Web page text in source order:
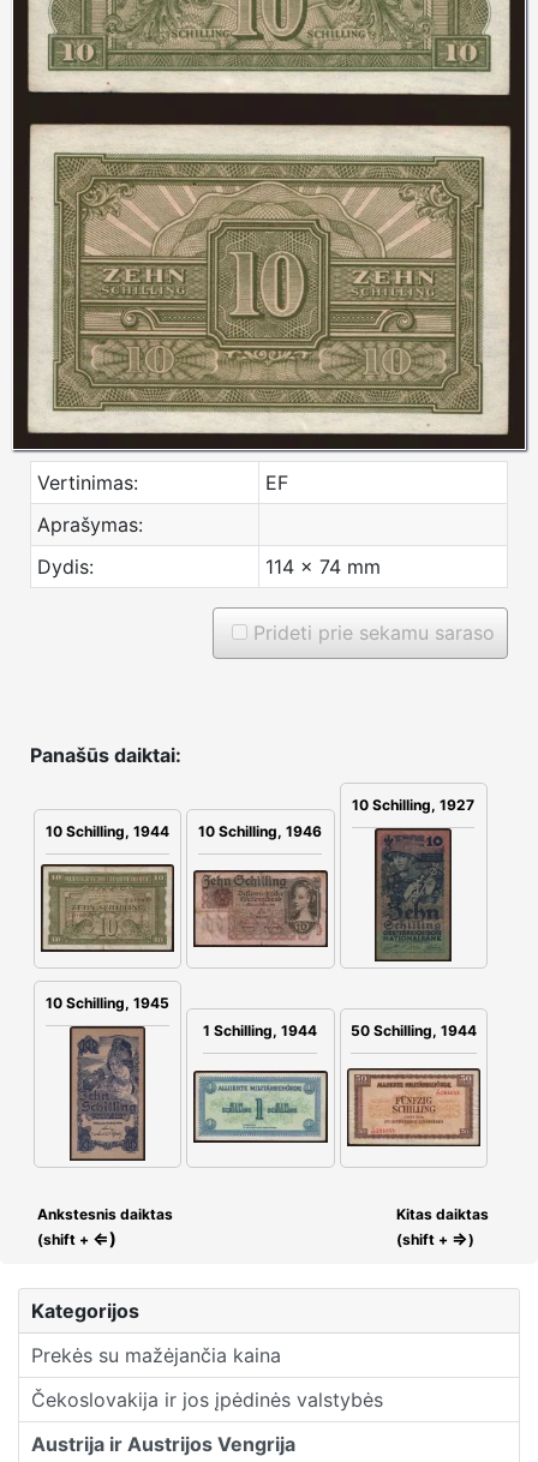
Kategorijos
Prekės su mažėjančia kaina
Čekoslovakija ir jos įpėdinės valstybės
Austrija ir Austrijos Vengrija
Vertinimas:
EF
Aprašymas:
Dydis:
114 x 74 mm
Prideti prie sekamu saraso
Panašūs daiktai:
10 Schilling, 1944 10 Schilling, 1946
10 Schilling, 1927
10 Schilling, 1945
1 Schilling, 1944
50 Schilling, 1944
Ankstesnis daiktas
(shift + ⇐)
Kitas daiktas
(shift + ⇒)